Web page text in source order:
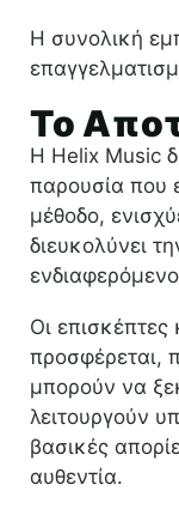
Η συνολική
Το
Η Helix Music
παρουσία που
μέθοδο,
διευκολύνει
Οι
προσφέρεται,
μπορούν να
λειτουργούν
βασικές
αυθεντία.